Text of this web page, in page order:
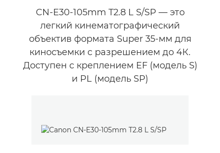
CN-E30-105mm T2.8 L S/SP — это
легкий кинематографический
объектив формата Super 35-мм для
киносъемки с разрешением до 4К.
Доступен с креплением EF (модель S)
и PL (модель SP)